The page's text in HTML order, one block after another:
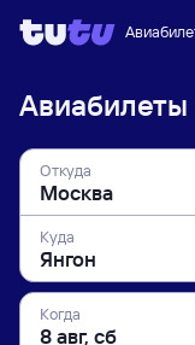
Авиабилеты
Откуда
Куда
Когда